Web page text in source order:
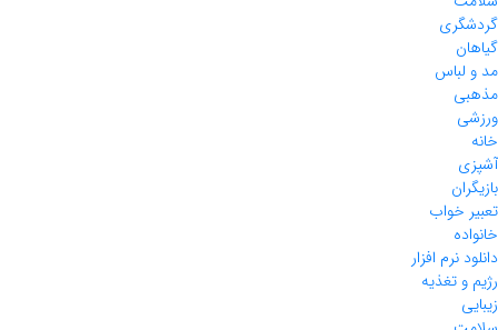
گردشگری
گیاهان
مد و لباس
مذهبی
ورزشی
خانه
آشپزی
بازیگران
تعبیر خواب
خانواده
دانلود نرم افزار
رژیم و تغذیه
زیبایی